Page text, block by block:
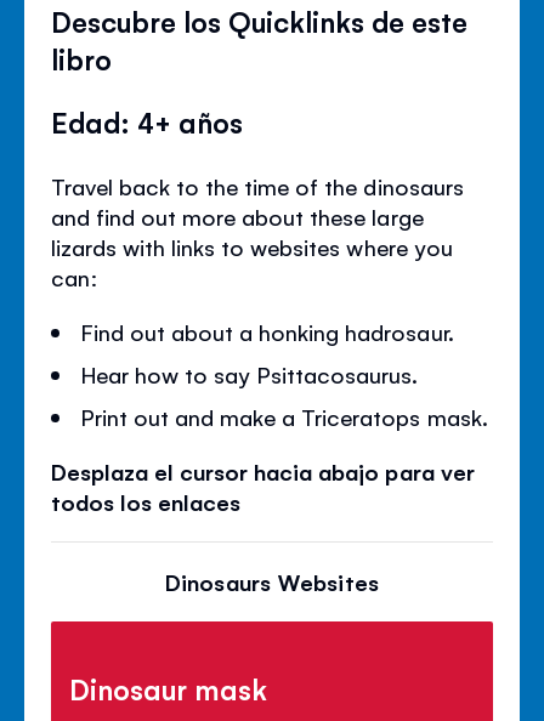
Descubre los Quicklinks de este
libro
Edad: 4+ años
Travel back to the time of the dinosaurs
and find out more about these large
lizards with links to websites where you
can:
Find out about a honking hadrosaur.
Hear how to say Psittacosaurus.
Print out and make a Triceratops mask.
Desplaza el cursor hacia abajo para ver
todos los enlaces
Dinosaurs Websites
Dinosaur mask